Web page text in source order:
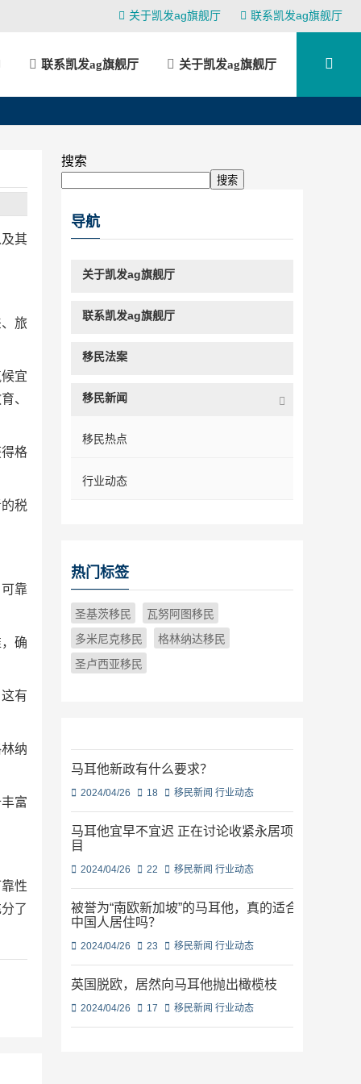
关于凯发ag旗舰厅 联系凯发ag旗舰厅
联系凯发ag旗舰厅 关于凯发ag旗舰厅
其
旅
宜
、
格
税
靠
确
有
纳
富
性
了
搜索
搜索
导航
关于凯发ag旗舰厅
联系凯发ag旗舰厅
移民法案
移民新闻
移民热点
行业动态
热门标签
圣基茨移民
瓦努阿图移民
多米尼克移民
格林纳达移民
圣卢西亚移民
马耳他新政有什么要求？
2024/04/26 18 移民新闻 行业动态
马耳他宜早不宜迟 正在讨论收紧永居项
目
2024/04/26 22 移民新闻 行业动态
被誉为“南欧新加坡”的马耳他，真的适合
中国人居住吗？
2024/04/26 23 移民新闻 行业动态
英国脱欧，居然向马耳他抛出橄榄枝
2024/04/26 17 移民新闻 行业动态